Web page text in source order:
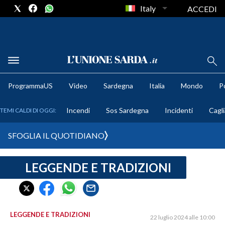
METEO
CRONACA SARDEGNA
CAGLIARI
SULCIS IGLESIENTE
Italy ACCEDI
ProgrammaUS Video Sardegna Italia Mondo
TEMI CALDI DI OGGI: Incendi Sos Sardegna Incidenti
SFOGLIA IL QUOTIDIANO
LEGGENDE E TRADIZIONI
LEGGENDE E TRADIZIONI 22 luglio 2024 alle 10:00